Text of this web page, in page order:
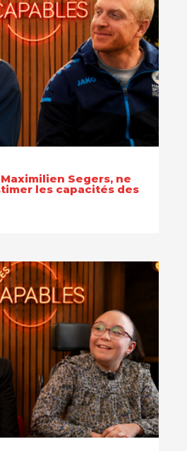
Segers, ne
les capacités des